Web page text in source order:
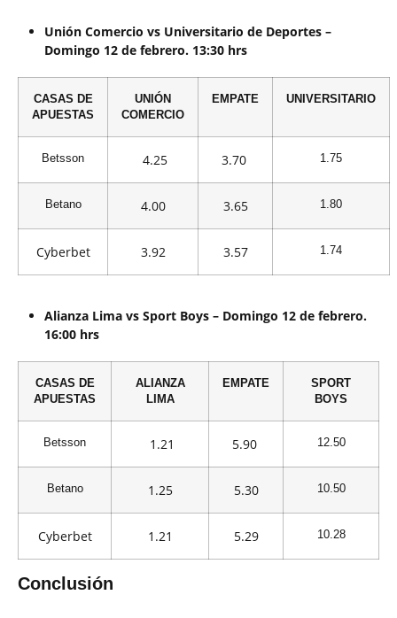
Unión Comercio vs Universitario de Deportes –
Domingo 12 de febrero. 13:30 hrs
CASAS DE
APUESTAS
UNIÓN
COMERCIO
EMPATE UNIVERSITARIO
Betsson 4.25 3.70 1.75
Betano 4.00 3.65 1.80
Cyberbet 3.92 3.57 1.74
Alianza Lima vs Sport Boys – Domingo 12 de febrero.
16:00 hrs
CASAS DE
APUESTAS
ALIANZA
LIMA
EMPATE
SPORT
BOYS
Betsson 1.21 5.90 12.50
Betano 1.25 5.30 10.50
Cyberbet 1.21 5.29 10.28
Conclusión